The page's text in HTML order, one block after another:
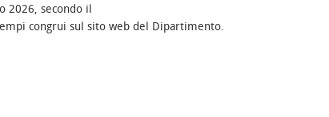
2026, secondo il
congrui sul sito web del Dipartimento.